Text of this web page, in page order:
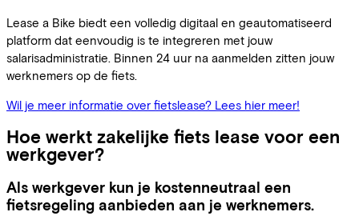
Lease a Bike biedt een volledig digitaal en geautomatiseerd
platform dat eenvoudig is te integreren met jouw
salarisadministratie. Binnen 24 uur na aanmelden zitten jouw
werknemers op de fiets.
Wil je meer informatie over fietslease? Lees hier meer!
Hoe werkt zakelijke fiets lease voor een
werkgever?
Als werkgever kun je kostenneutraal een
fietsregeling aanbieden aan je werknemers.